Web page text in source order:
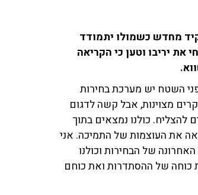
מחדש כשמולו יתמודד
יריבו וטען כי הקריאה
השטח יש מערכת בחירות
מצוינות, אבל קשה לדגום
להצליח. כולנו נמצאים בתוך
את העוצמות של התמיכה. אני
של הבחירות וכולנו
כוחה של ההסתדרות ואת כוחם